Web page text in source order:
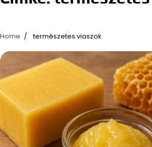
Home természetes viaszok